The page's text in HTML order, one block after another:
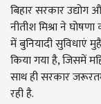
बिहार सरकार उद्योग
नीतीश मिश्रा ने
में बुनियादी सुविधाएं
किया गया है, जिसमें
साथ ही सरकार
रही है.